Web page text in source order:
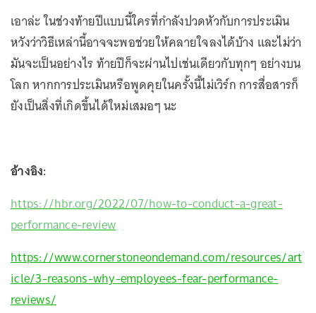
เอาล่ะ ในช่วงท้ายปีแบบนี้ใครที่กำลังปวดหัวกับการประเมิน
หวังว่าวิธีเหล่านี้อาจจะพอช่วยให้คลายใจลงได้บ้าง และไม่ว่า
มันจะเป็นอย่างไร ท้ายปีก็จะผ่านไปเช่นเดียวกับทุกๆ อย่างบน
โลก หากการประเมินหรือพูดคุยในครั้งนี้ไม่เวิร์ก การสื่อสารก็
ยังเป็นสิ่งที่เกิดขึ้นได้ใหม่เสมอๆ นะ
อ้างอิง:
https://hbr.org/2022/07/how-to-conduct-a-great-
performance-review
https://www.cornerstoneondemand.com/resources/art
icle/3-reasons-why-employees-fear-performance-
reviews/